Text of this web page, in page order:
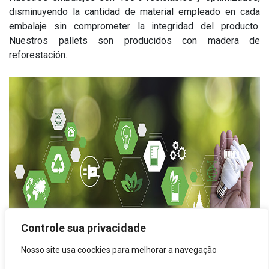
Controle sua privacidade
Nosso site usa coockies para melhorar a navegação
Dudas Frecuentes
Garantía
Entrenamiento Súperformatos
disminuyendo la cantidad de material empleado en cada
embalaje sin comprometer la integridad del producto.
Nuestros pallets son producidos con madera de
reforestación.